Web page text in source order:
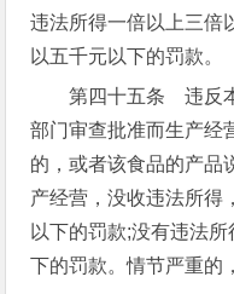
违法所得一倍以上三倍
以五千元以下的罚款。
第四十五条 违反
部门审查批准而生产经
的，或者该食品的产品
产经营，没收违法所得
以下的罚款;没有违法
下的罚款。情节严重的